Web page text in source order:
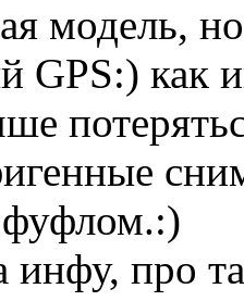
модель,
GPS:) как
фуфлом.:)
инфу, про